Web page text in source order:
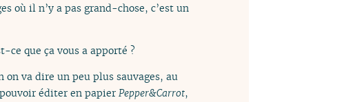
où il n’y a pas grand-chose, c’est un
ce que ça vous a apporté ?
va dire un peu plus sauvages, au
éditer en papier Pepper&Carrot,